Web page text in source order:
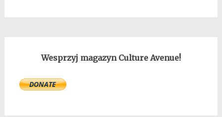
Wesprzyj magazyn Culture Avenue!